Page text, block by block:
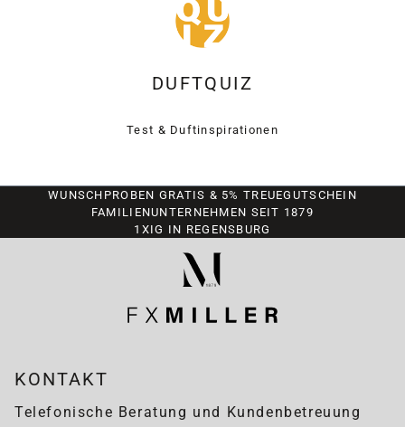
DUFTQUIZ
Test & Duftinspirationen
WUNSCHPROBEN GRATIS & 5% TREUEGUTSCHEIN
FAMILIENUNTERNEHMEN SEIT 1879
1XIG IN REGENSBURG
KONTAKT
Telefonische Beratung und Kundenbetreuung